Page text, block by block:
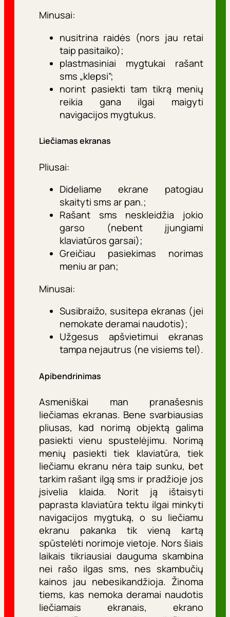
Minusai:
nusitrina raidės (nors jau retai
taip pasitaiko);
plastmasiniai mygtukai rašant
sms „klepsi”;
norint pasiekti tam tikrą menių
reikia gana ilgai maigyti
navigacijos mygtukus.
Liečiamas ekranas
Pliusai:
Dideliame ekrane patogiau
skaityti sms ar pan.;
Rašant sms neskleidžia jokio
garso (nebent įjungiami
klaviatūros garsai);
Greičiau pasiekimas norimas
meniu ar pan;
Minusai:
Susibraižo, susitepa ekranas (jei
nemokate deramai naudotis);
Užgesus apšvietimui ekranas
tampa nejautrus (ne visiems tel).
Apibendrinimas
Asmeniškai man pranašesnis
liečiamas ekranas. Bene svarbiausias
pliusas, kad norimą objektą galima
pasiekti vienu spustelėjimu. Norimą
menių pasiekti tiek klaviatūra, tiek
liečiamu ekranu nėra taip sunku, bet
tarkim rašant ilgą sms ir pradžioje jos
įsivelia klaida. Norit ją ištaisyti
paprasta klaviatūra tektu ilgai minkyti
navigacijos mygtuką, o su liečiamu
ekranu pakanka tik vieną kartą
spūstelėti norimoje vietoje. Nors šiais
laikais tikriausiai dauguma skambina
nei rašo ilgas sms, nes skambučių
kainos jau nebesikandžioja. Žinoma
tiems, kas nemoka deramai naudotis
liečiamais ekranais, ekrano